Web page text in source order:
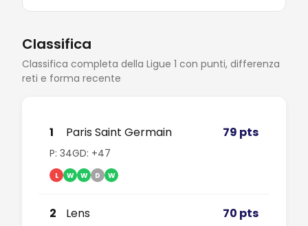
Classifica
Classifica completa della Ligue 1 con punti, differenza
reti e forma recente
1 Paris Saint Germain 79 pts
P: 34GD: +47
L W W D W
2 Lens 70 pts